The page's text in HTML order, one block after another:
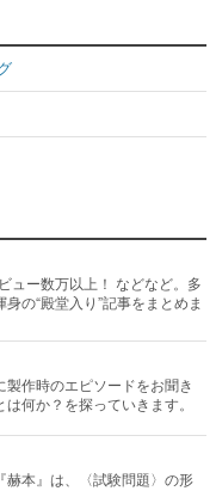
ュー数万以上！ などなど。多
の“殿堂入り”記事をまとめま
作時のエピソードをお聞き
何か？を探っていきます。
赫本』は、〈試験問題〉の形